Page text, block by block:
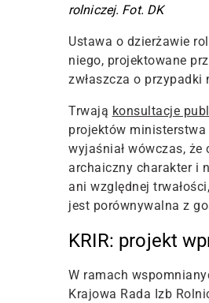
rolniczej. Fot. DK
Ustawa o dzierżawie
niego, projektowane
zwłaszcza o
Trwają konsultacje
projektów ministerstwa
wyjaśniał wówczas, że
archaiczny charakter i
ani względnej
jest porównywalna z
KRIR: projekt
W ramach
Krajowa Rada Izb